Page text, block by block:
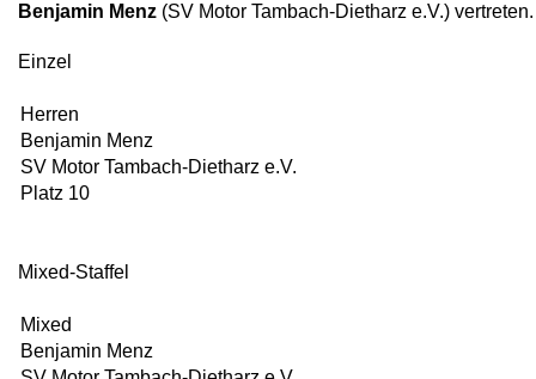
Benjamin Menz (SV Motor Tambach-Dietharz e.V.) vertreten.
Einzel
Herren
Benjamin Menz
SV Motor Tambach-Dietharz e.V.
Platz 10
Mixed-Staffel
Mixed
Benjamin Menz